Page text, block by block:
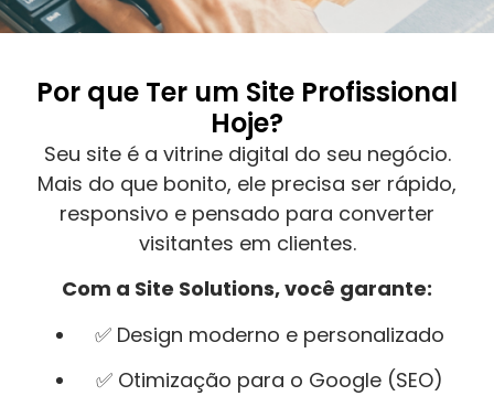
Por que Ter um Site Profissional
Hoje?
Seu site é a vitrine digital do seu negócio.
Mais do que bonito, ele precisa ser rápido,
responsivo e pensado para converter
visitantes em clientes.
Com a Site Solutions, você garante:
✅ Design moderno e personalizado
✅ Otimização para o Google (SEO)